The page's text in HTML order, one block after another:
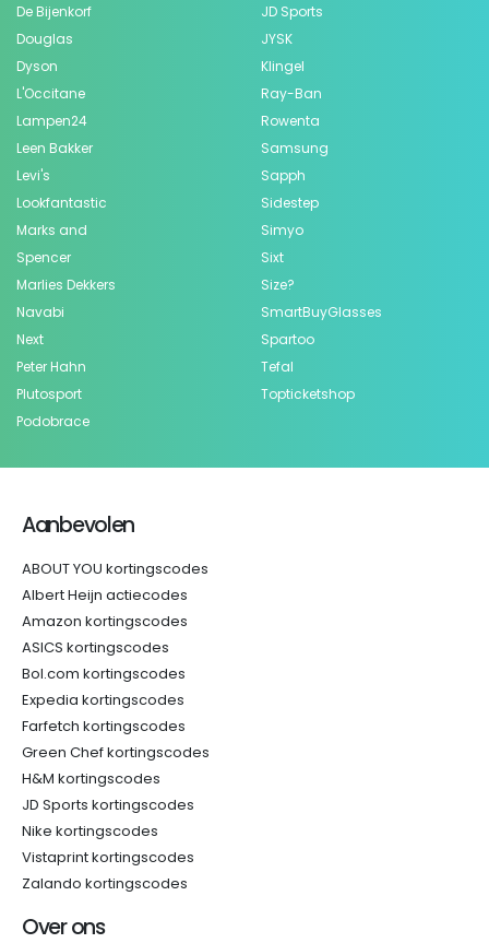
De Bijenkorf
Douglas
Dyson
JD Sports
JYSK
Klingel
L'Occitane
Lampen24
Leen Bakker
Levi's
Lookfantastic
Marks and
Spencer
Marlies Dekkers
Navabi
Next
Peter Hahn
Plutosport
Podobrace
Ray-Ban
Rowenta
Samsung
Sapph
Sidestep
Simyo
Sixt
Size?
SmartBuyGlasses
Spartoo
Tefal
Topticketshop
Aanbevolen
ABOUT YOU kortingscodes
Albert Heijn actiecodes
Amazon kortingscodes
ASICS kortingscodes
Bol.com kortingscodes
Expedia kortingscodes
Farfetch kortingscodes
Green Chef kortingscodes
H&M kortingscodes
JD Sports kortingscodes
Nike kortingscodes
Vistaprint kortingscodes
Zalando kortingscodes
Over ons